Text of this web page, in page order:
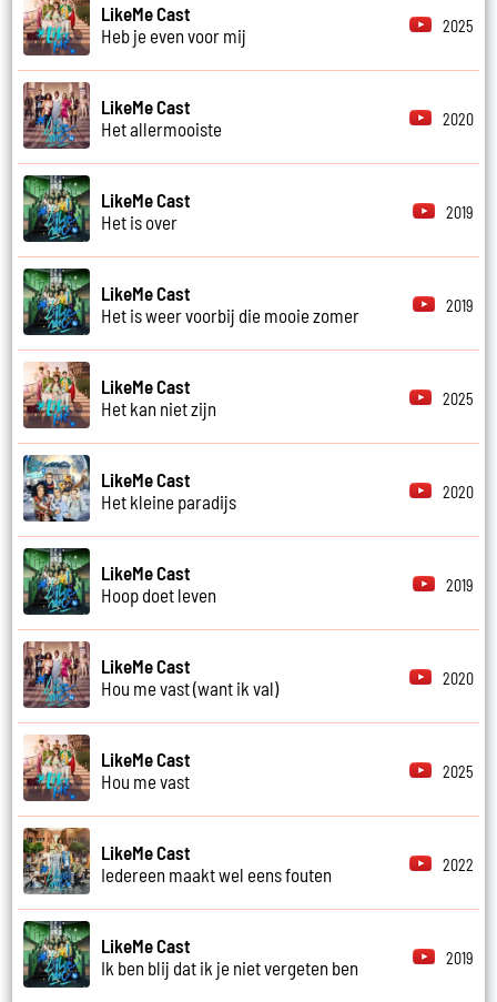
LikeMe Cast
Heb je even voor mij
2025
LikeMe Cast
Het allermooiste
2020
LikeMe Cast
Het is over
2019
LikeMe Cast
Het is weer voorbij die mooie zomer
2019
LikeMe Cast
Het kan niet zijn
2025
LikeMe Cast
Het kleine paradijs
2020
LikeMe Cast
Hoop doet leven
2019
LikeMe Cast
Hou me vast (want ik val)
2020
LikeMe Cast
Hou me vast
2025
LikeMe Cast
Iedereen maakt wel eens fouten
2022
LikeMe Cast
Ik ben blij dat ik je niet vergeten ben
2019